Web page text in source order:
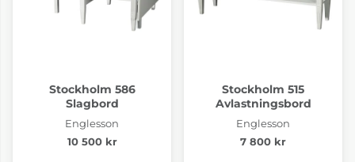
Stockholm 586
Slagbord
Englesson
10 500 kr
Stockholm 515
Avlastningsbord
Englesson
7 800 kr